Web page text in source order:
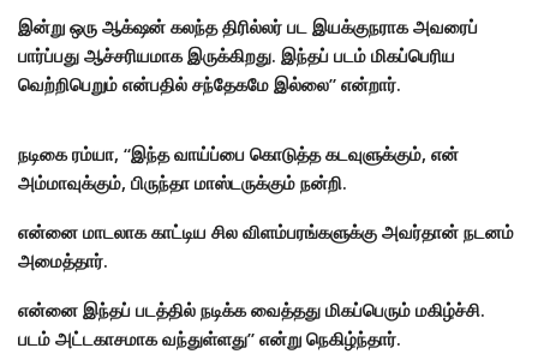
இன்று ஒரு ஆக்‌ஷன் கலந்த திரில்லர் பட இயக்குநராக அவரைப்
பார்ப்பது ஆச்சரியமாக இருக்கிறது. இந்தப் படம் மிகப்பெரிய
வெற்றிபெறும் என்பதில் சந்தேகமே இல்லை” என்றார்.
நடிகை ரம்யா, “இந்த வாய்ப்பை கொடுத்த கடவுளுக்கும், என்
அம்மாவுக்கும், பிருந்தா மாஸ்டருக்கும் நன்றி.
என்னை மாடலாக காட்டிய சில விளம்பரங்களுக்கு அவர்தான் நடனம்
அமைத்தார்.
என்னை இந்தப் படத்தில் நடிக்க வைத்தது மிகப்பெரும் மகிழ்ச்சி.
படம் அட்டகாசமாக வந்துள்ளது” என்று நெகிழ்ந்தார்.